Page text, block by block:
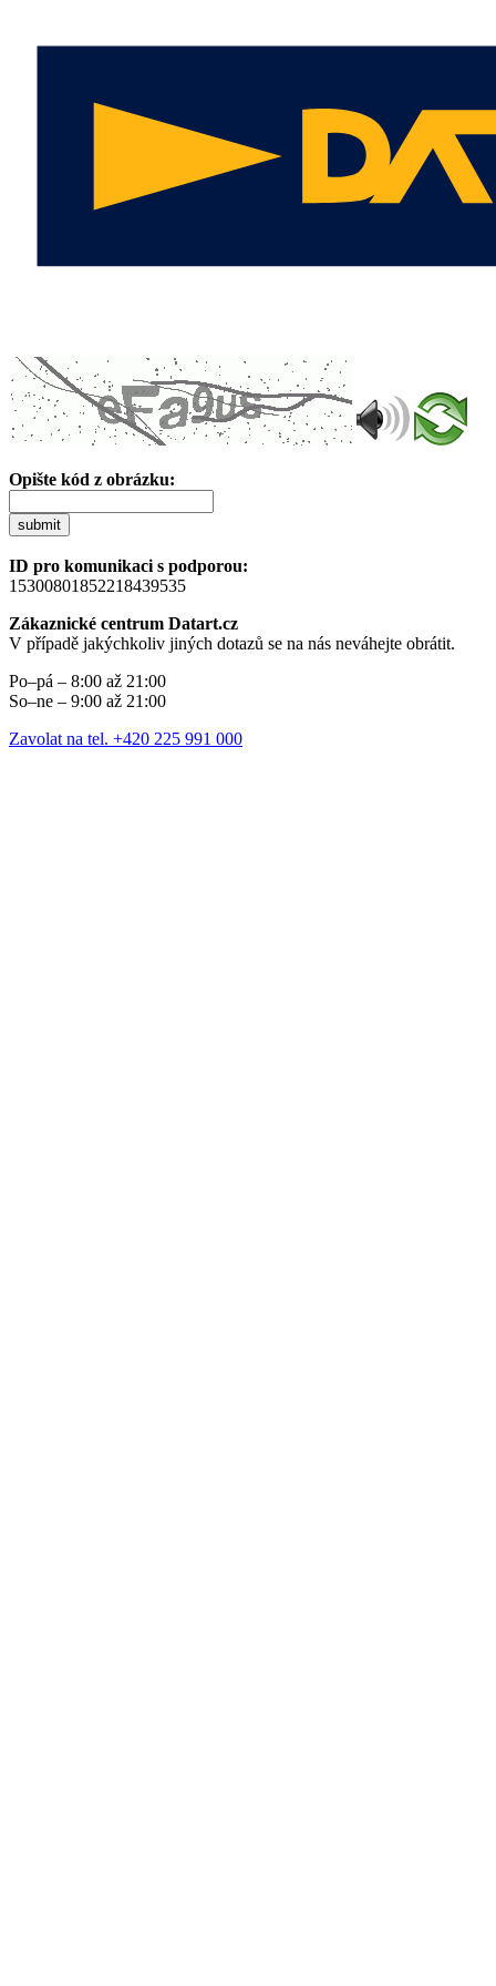
Opište kód z obrázku:
submit
ID pro komunikaci s podporou:
15300801852218439535
Zákaznické centrum Datart.cz
V případě jakýchkoliv jiných dotazů se na nás neváhejte obrátit.
Po–pá – 8:00 až 21:00
So–ne – 9:00 až 21:00
Zavolat na tel. +420 225 991 000